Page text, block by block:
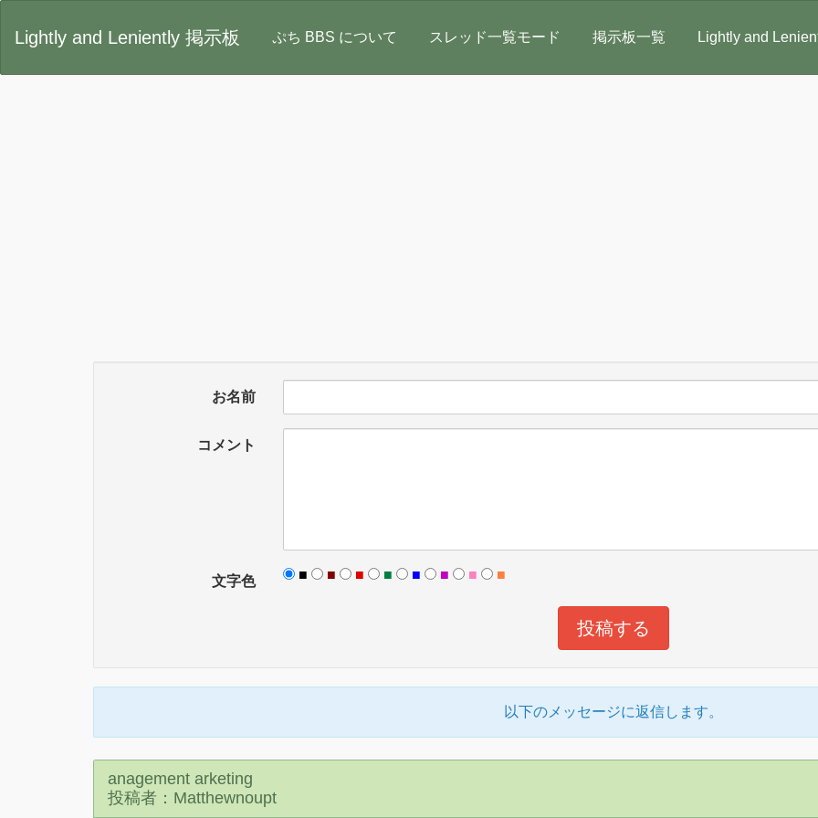
Lightly and Leniently 掲示板 ぷち BBS について スレッド一覧モード 掲示板一覧 Lightly and
お名前
コメント
文字色 ■ ■ ■ ■ ■ ■ ■ ■
以下のメッセージに返信します。
anagement arketing
投稿者：Matthewnoupt